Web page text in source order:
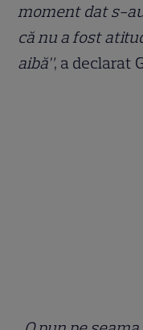
moment dat s-
că nu a fost
aibă”, a declarat